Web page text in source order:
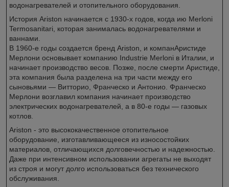
водонагревателей и отопительного оборудования.
История Ariston начинается с 1930-х годов, когда ию Merloni
Termosanitari, которая занималась водонагревателями и
ваннами.
В 1960-е годы создается бренд Ariston, и компанАристиде
Мерлони основывает компанию Industrie Merloni в Италии, и
начинает производство весов. Позже, после смерти Аристиде,
эта компания была разделена на три части между его
сыновьями — Витторио, Франческо и Антонио. Франческо
Мерлони возглавил компания начинает производство
электрических водонагревателей, а в 80-е годы — газовых
котлов.
Ariston - это высококачественное отопительное
оборудование, изготавливающееся из износостойких
материалов, отличающихся долговечностью и надежностью.
Даже при интенсивном использовании агрегаты не выходят
из строя и могут долго использоваться без технического
обслуживания.